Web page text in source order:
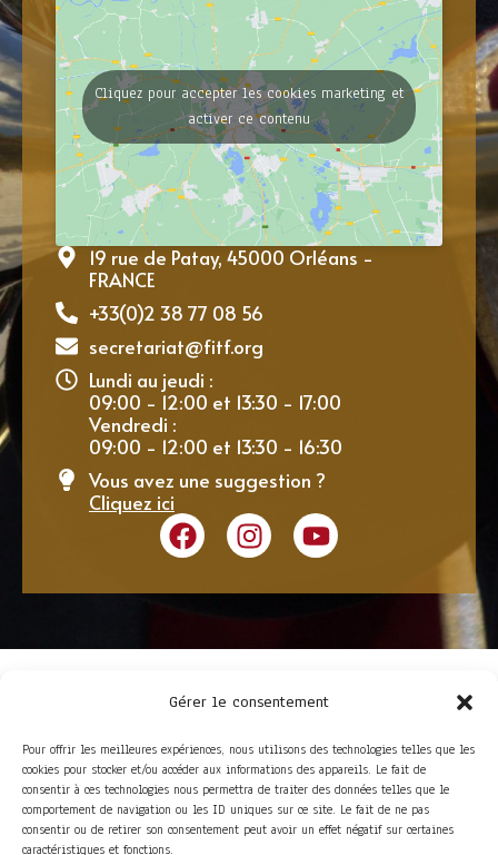
Gérer le consentement
Pour offrir les meilleures expériences, nous utilisons des technologies telles que les
cookies pour stocker et/ou accéder aux informations des appareils. Le fait de
consentir à ces technologies nous permettra de traiter des données telles que le
comportement de navigation ou les ID uniques sur ce site. Le fait de ne pas
consentir ou de retirer son consentement peut avoir un effet négatif sur certaines
caractéristiques et fonctions.
Cliquez pour accepter les cookies marketing et
activer ce contenu
19 rue de Patay, 45000 Orléans -
FRANCE
+33(0)2 38 77 08 56
secretariat@fitf.org
Lundi au jeudi :
09:00 - 12:00 et 13:30 - 17:00
Vendredi :
09:00 - 12:00 et 13:30 - 16:30
Vous avez une suggestion ?
Cliquez ici
ACCÈS RAPIDE